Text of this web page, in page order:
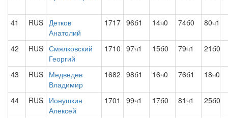
41 RUS Детков
Анатолий
1717 96б1 14ч0 74б0 80ч1
42 RUS Смялковский
Георгий
1710 97ч1 15б0 79ч1 21б0
43 RUS Медведев
Владимир
1682 98б1 16ч0 76б1 18ч0
44 RUS Ионушкин
Алексей
1701 99ч1 17б0 81ч1 25б0